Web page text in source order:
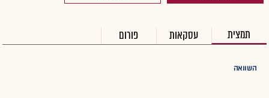
תמצית עסקאות פורום
השוואה